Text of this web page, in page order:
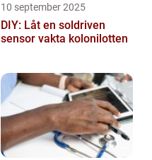
10 september 2025
DIY: Låt en soldriven
sensor vakta kolonilotten